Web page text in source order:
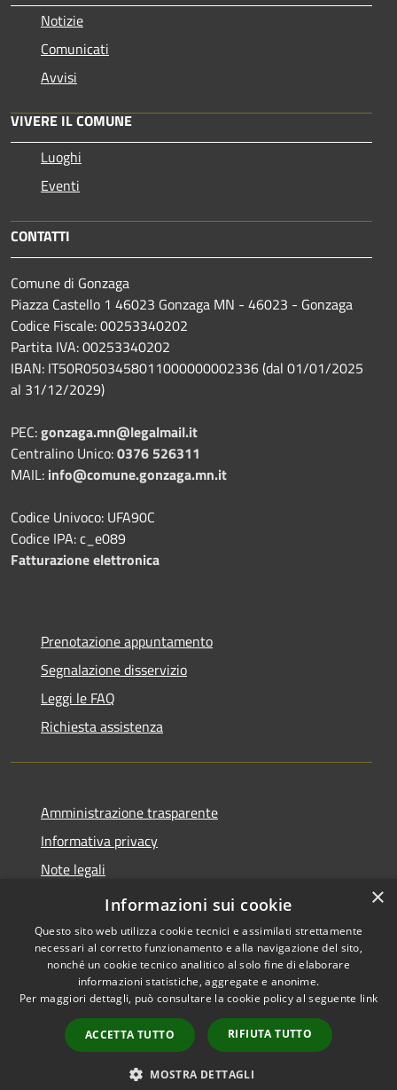
Notizie
Comunicati
Avvisi
VIVERE IL COMUNE
Luoghi
Eventi
CONTATTI
Comune di Gonzaga
Piazza Castello 1 46023 Gonzaga MN - 46023 - Gonzaga
Codice Fiscale: 00253340202
Partita IVA: 00253340202
IBAN: IT50R0503458011000000002336 (dal 01/01/2025
al 31/12/2029)
PEC:gonzaga.mn@legalmail.it
Centralino Unico:0376 526311
MAIL: info@comune.gonzaga.mn.it
Codice Univoco: UFA90C
Codice IPA: c_e089
Fatturazione elettronica
Prenotazione appuntamento
Segnalazione disservizio
Leggi le FAQ
Richiesta assistenza
Amministrazione trasparente
Informativa privacy
Note legali
Dichiarazione di accessibilità
Accessibilità
Copyright © 2026 • Città di
Gonzaga • Powered by
Municipium•
Accesso
redazione
×
Informazioni sui cookie
Questo sito web utilizza cookie tecnici e assimilati strettamente
necessari al corretto funzionamento e alla navigazione del sito,
nonché un cookie tecnico analitico al solo fine di elaborare
informazioni statistiche, aggregate e anonime.
Per maggiori dettagli, può consultare la cookie policy al seguente link
ACCETTA TUTTO RIFIUTA TUTTO
MOSTRA DETTAGLI